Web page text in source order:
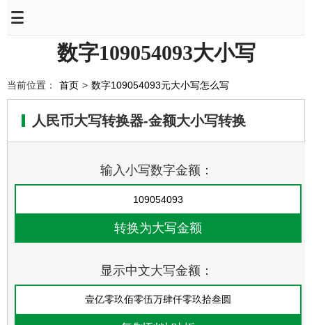
数字109054093大小写
当前位置： 首页 > 数字109054093元大小写怎么写
人民币大写转换器-金额大小写转换
输入小写数字金额：
显示中文大写金额：